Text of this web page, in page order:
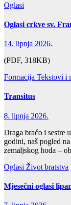
Oglasi
Oglasi crkve sv.
14. lipnja 2026.
(PDF, 318KB)
Formacija Tekstovi i
Transitus
8. lipnja 2026.
Draga braćo i sestre
godini, naš pogled
zemaljskog hoda –
Oglasi Život bratstva
Mjesečni oglasi